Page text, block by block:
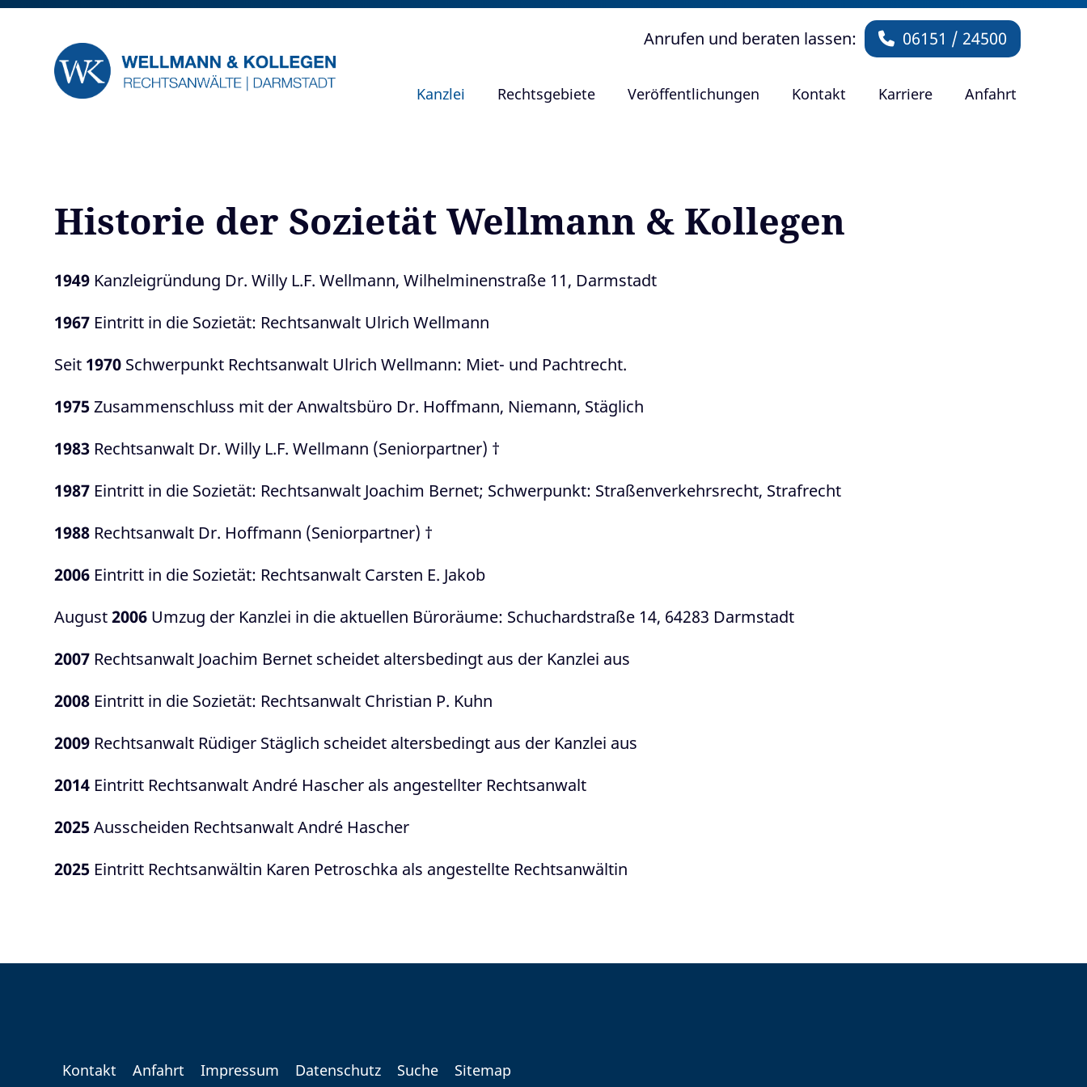
Anrufen und beraten lassen: 06151 / 24500
Kanzlei Rechtsgebiete Veröffentlichungen Kontakt Karriere Anfahrt
Historie der Sozietät Wellmann & Kollegen
1949 Kanzleigründung Dr. Willy L.F. Wellmann, Wilhelminenstraße 11, Darmstadt
1967 Eintritt in die Sozietät: Rechtsanwalt Ulrich Wellmann
Seit 1970 Schwerpunkt Rechtsanwalt Ulrich Wellmann: Miet- und Pachtrecht.
1975Zusammenschluss mit der Anwaltsbüro Dr. Hoffmann, Niemann, Stäglich
1983 Rechtsanwalt Dr. Willy L.F. Wellmann (Seniorpartner) †
1987 Eintritt in die Sozietät: Rechtsanwalt Joachim Bernet; Schwerpunkt: Straßenverkehrsrecht, Strafrecht
1988 Rechtsanwalt Dr. Hoffmann (Seniorpartner) †
2006 Eintritt in die Sozietät: Rechtsanwalt Carsten E. Jakob
August2006 Umzug der Kanzlei in die aktuellen Büroräume: Schuchardstraße 14, 64283 Darmstadt
2007 Rechtsanwalt Joachim Bernet scheidet altersbedingt aus der Kanzlei aus
2008 Eintritt in die Sozietät: Rechtsanwalt Christian P. Kuhn
2009 Rechtsanwalt Rüdiger Stäglich scheidet altersbedingt aus der Kanzlei aus
2014 Eintritt Rechtsanwalt André Hascher als angestellter Rechtsanwalt
2025Ausscheiden Rechtsanwalt André Hascher
2025 Eintritt Rechtsanwältin Karen Petroschka als angestellte Rechtsanwältin
Kontakt Anfahrt Impressum Datenschutz Suche Sitemap